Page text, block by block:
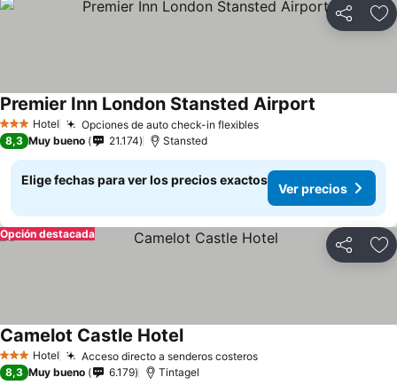
Compartir
3 Estrellas
Hotel Opciones de auto check-in flexibles
Premier Inn London Stansted Airport
8,3 Muy bueno 21.174 Stansted
Elige fechas para ver los precios exactos
Ver precios
Compartir
Opción destacada
3 Estrellas
Hotel Acceso directo a senderos costeros
Camelot Castle Hotel
8,3 Muy bueno 6.179 Tintagel